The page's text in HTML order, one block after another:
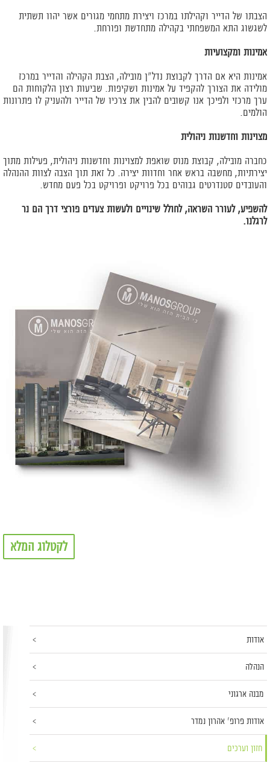
הצבתו של הדייר וקהילתו במרכז ויצירת מתחמי מגורים אשר יהוו תשתית
לשגשוג התא המשפחתי בקהילה מתחדשת ופורחת.
אמינות ומקצועיות
אמינות היא אם הדרך לקבוצת נדל"ן מובילה, הצבת הקהילה והדייר במרכז
מולידה את הצורך להקפיד על אמינות ושקיפות. שביעות רצון הלקוחות הם
ערך מרכזי ולפיכך אנו קשובים להבין את צרכיו של הדייר ולהעניק לו פתרונות
הולמים.
מצוינות וחדשנות ניהולית
כחברה מובילה, קבוצת מנוס שואפת למצוינות וחדשנות ניהולית, פעילות מתוך
יצירתיות, מחשבה בראש אחר וחדוות יצירה. כל זאת תוך הצבה לצוות ההנהלה
והעובדים סטנדרטים גבוהים בכל פרויקט ופרויקט בכל פעם מחדש.
להשפיע, לעורר השראה, לחולל שינויים ולעשות צעדים פורצי דרך הם נר
לרגלנו.
לקטלוג המלא
אודות
הנהלה
מבנה ארגוני
אודות פרופ' אהרון נמדר
חזון וערכים